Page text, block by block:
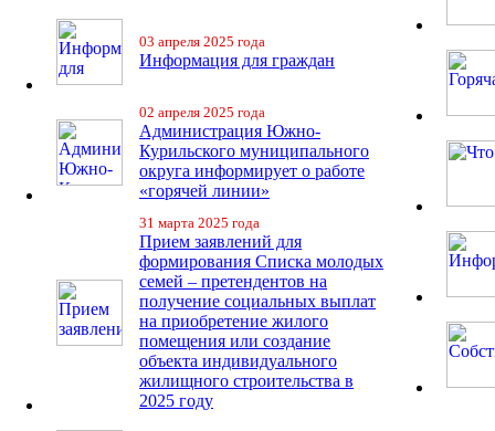
03 апреля 2025 года
Информация для граждан
02 апреля 2025 года
Администрация Южно-
Курильского муниципального
округа информирует о работе
«горячей линии»
31 марта 2025 года
Прием заявлений для
формирования Списка молодых
семей – претендентов на
получение социальных выплат
на приобретение жилого
помещения или создание
объекта индивидуального
жилищного строительства в
2025 году